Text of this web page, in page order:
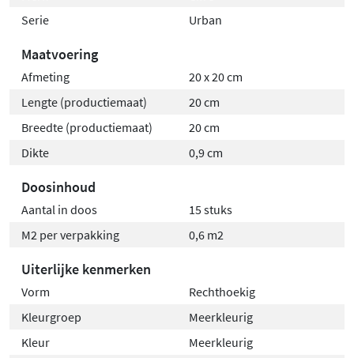
Serie
Urban
Maatvoering
Afmeting
20 x 20 cm
Lengte (productiemaat)
20 cm
Breedte (productiemaat)
20 cm
Dikte
0,9 cm
Doosinhoud
Aantal in doos
15 stuks
M2 per verpakking
0,6 m2
Uiterlijke kenmerken
Vorm
Rechthoekig
Kleurgroep
Meerkleurig
Kleur
Meerkleurig